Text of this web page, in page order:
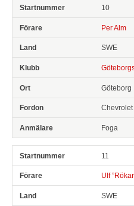
10
Per Alm
SWE
Göteborg
Foga
11
Ulf
SWE